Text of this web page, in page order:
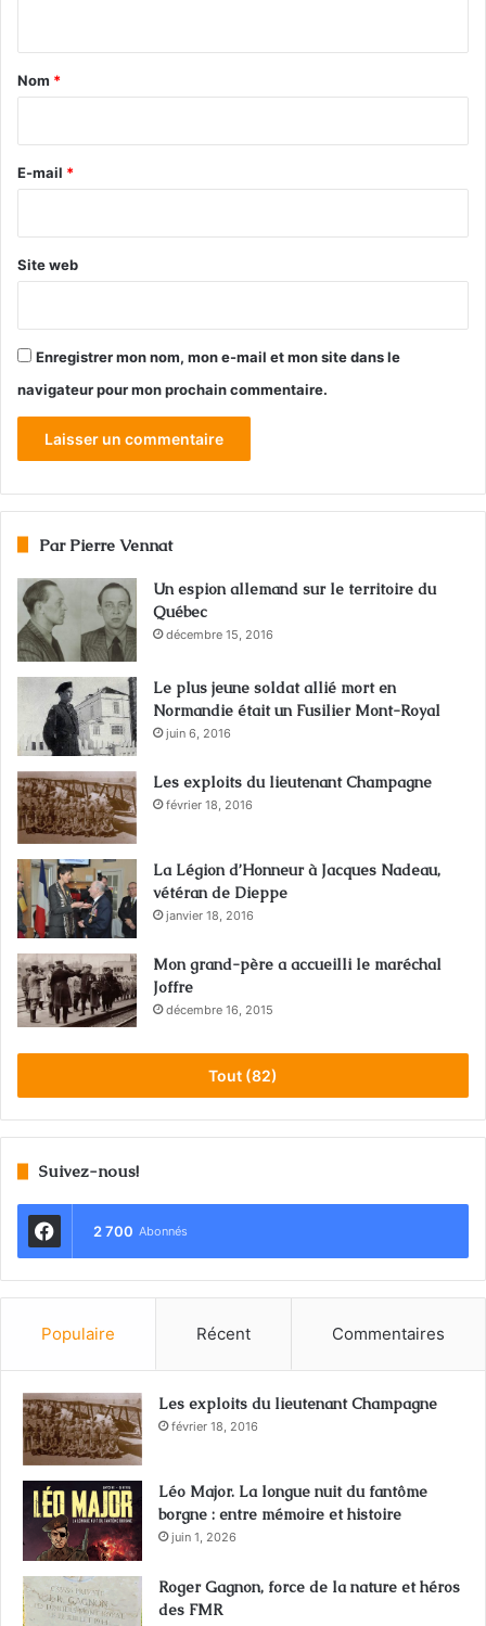
a
e
Nom *
E-mail *
Site web
Enregistrer mon nom, mon e-mail et mon site dans le
navigateur pour mon prochain commentaire.
Par Pierre Vennat
Un espion allemand sur le territoire du
Québec
décembre 15, 2016
Le plus jeune soldat allié mort en
Normandie était un Fusilier Mont-Royal
juin 6, 2016
Les exploits du lieutenant Champagne
février 18, 2016
La Légion d’Honneur à Jacques Nadeau,
vétéran de Dieppe
janvier 18, 2016
Mon grand-père a accueilli le maréchal
Joffre
décembre 16, 2015
Tout (82)
Suivez-nous!
2 700 Abonnés
Populaire Récent Commentaires
Les exploits du lieutenant Champagne
février 18, 2016
Léo Major. La longue nuit du fantôme
borgne : entre mémoire et histoire
juin 1, 2026
Roger Gagnon, force de la nature et héros
des FMR